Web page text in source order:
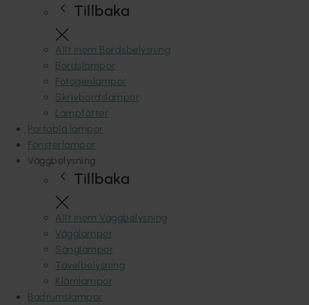
Tillbaka
Allt inom Bordsbelysning
Bordslampor
Fotogenlampor
Skrivbordslampor
Lampfötter
Portabla lampor
Fönsterlampor
Väggbelysning
Tillbaka
Allt inom Väggbelysning
Vägglampor
Sänglampor
Tavelbelysning
Klämlampor
Badrumslampor